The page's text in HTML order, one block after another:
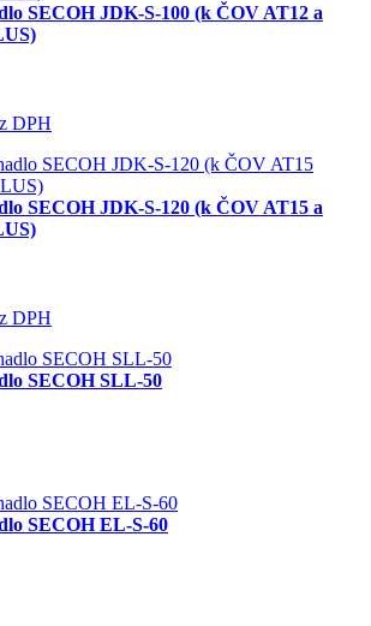
SECOH JDK-S-100 (k ČOV AT12 a
DPH
SECOH JDK-S-120 (k ČOV AT15 a
DPH
SECOH SLL-50
SECOH EL-S-60